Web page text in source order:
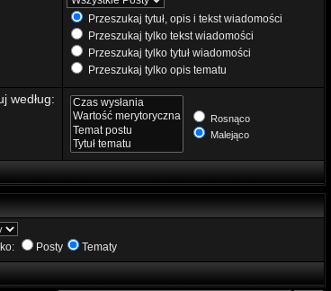
Przeszukaj tytuł, opis i tekst wiadomości
Przeszukaj tylko tekst wiadomości
Przeszukaj tylko tytuł wiadomości
Przeszukaj tylko opis tematu
według:
Rosnąco
Malejąco
Posty Tematy